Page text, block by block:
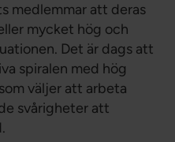
medlemmar att deras
mycket hög och
Det är dags att
spiralen med hög
väljer att arbeta
svårigheter att